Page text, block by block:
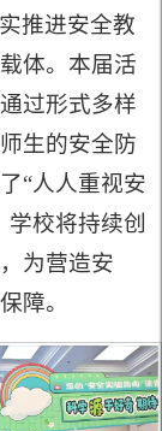
推进安全教
体。本届活
过形式多样
生的安全防
“人人重视安
校将持续创
为营造安
障。